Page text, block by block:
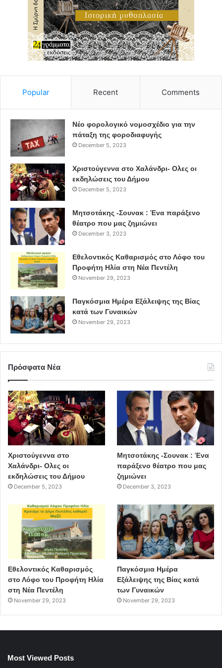
λειτουργεί με τον συντονισμό της Ελληνικής και της
Δημοτικής Αστυνομίας, διευρύνει την δραστηριότητά του
στην επικοινωνία και τον κοινό σχεδιασμό όλων των
φορέων και των υπηρεσιών που έχουν επωμιστεί την
ευθύνη για την υγειονομική πρόληψη και προστασία των
Δήμος Αθηναίων
Popular Recent Comments
Νέο φορολογικό νομοσχέδιο για την
πάταξη της φοροδιαφυγής
December 5, 2023
Χριστούγεννα στο Χαλάνδρι- Ολες οι
εκδηλώσεις του Δήμου
December 5, 2023
Μητσοτάκης -Σουνακ : Ένα παράξενο
θέατρο που μας ζημιώνει
December 3, 2023
Εθελοντικός Καθαρισμός στο Λόφο του
Προφήτη Ηλία στη Νέα Πεντέλη
November 29, 2023
Παγκόσμια Ημέρα Εξάλειψης της Βίας
κατά των Γυναικών
November 29, 2023
Πρόσφατα Νέα
Χριστούγεννα στο
Χαλάνδρι- Ολες οι
εκδηλώσεις του Δήμου
December 5, 2023
Μητσοτάκης -Σουνακ : Ένα
παράξενο θέατρο που μας
ζημιώνει
December 3, 2023
Εθελοντικός Καθαρισμός
στο Λόφο του Προφήτη Ηλία
στη Νέα Πεντέλη
November 29, 2023
Παγκόσμια Ημέρα
Εξάλειψης της Βίας κατά
των Γυναικών
November 29, 2023
Most Viewed Posts